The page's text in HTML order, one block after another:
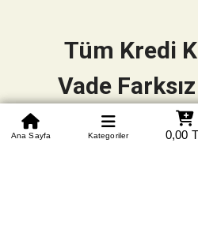
0850 305
Beden Tablosu Banka Hesapları
Ana Sayfa Kategoriler 0,00
Tüm Kredi
Vade